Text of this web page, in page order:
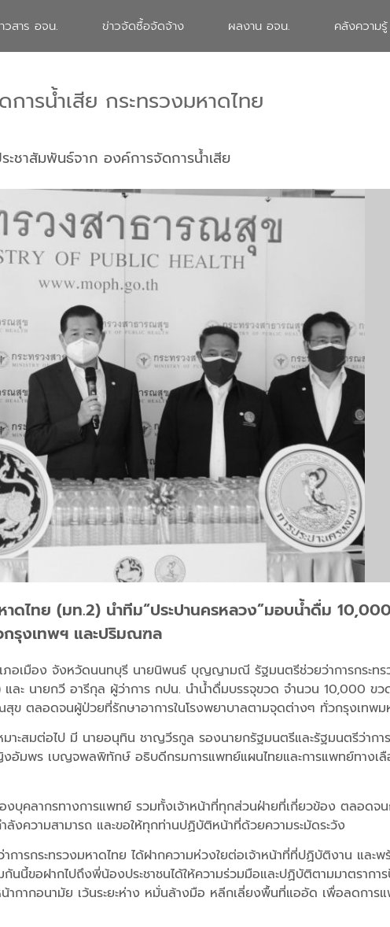
วสาร อจน. ข่าวจัดซื้อจัดจ้าง ผลงาน อจน. คลังความรู้
ารน้ำเสีย กระทรวงมหาดไทย
ะชาสัมพันธ์จาก องค์การจัดการน้ำเสีย
ไทย (มท.2) นำทีม“ประปานครหลวง”มอบน้ำดื่ม
กรุงเทพฯ และปริมณฑล
อเมือง จังหวัดนนทบุรี นายนิพนธ์ บุญญามณี รัฐมนตรีช่วยว่าการกระท
ละ นายกวี อารีกุล ผู้ว่าการ กปน. นำน้ำดื่มบรรจุขวด จำนวน 10,000 ข
ข ตลอดจนผู้ป่วยที่รักษาอาการในโรงพยาบาลตามจุดต่างๆ ทั่วกรุงเทพ
าะสมต่อไป มี นายอนุทิน ชาญวีรกูล รองนายกรัฐมนตรีและรัฐมนตรีว่ากา
มพร เบญจพลพิทักษ์ อธิบดีกรมการแพทย์แผนไทยและการแพทย์ทางเ
บุคลากรทางการแพทย์ รวมทั้งเจ้าหน้าที่ทุกส่วนฝ่ายที่เกี่ยวข้อง ตลอดจ
ความสามารถ และขอให้ทุกท่านปฏิบัติหน้าที่ด้วยความระมัดระวัง
รกระทรวงมหาดไทย ได้ฝากความห่วงใยต่อเจ้าหน้าที่ที่ปฏิบัติงาน และ
นนี้ขอฝากไปถึงพี่น้องประชาชนได้ให้ความร่วมมือและปฏิบัติตามมาตรากา
ากากอนามัย เว้นระยะห่าง หมั่นล้างมือ หลีกเลี่ยงพื้นที่แออัด เพื่อลดการแ